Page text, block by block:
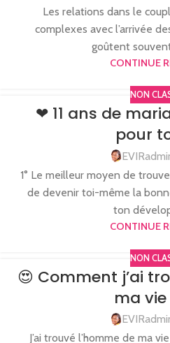
Les relations dans le
complexes avec l’arrivée
goûtent
CONTINUE
NON
❤ 11 ans de
pour
1° Le meilleur moyen de
de devenir toi-même la
ton
CONTINUE
NON
😍 Comment j’ai
ma vie
J’ai trouvé l’homme de ma